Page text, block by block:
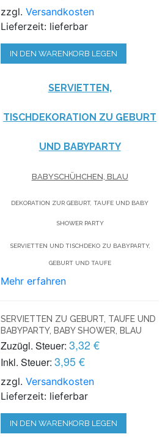
zzgl.Versandkosten
Lieferzeit: lieferbar
IN DEN WARENKORB LEGEN
SERVIETTEN,
TISCHDEKORATION ZU GEBURT
UND BABYPARTY
BABYSCHÜHCHEN, BLAU
DEKORATION ZUR GEBURT, TAUFE UND BABY
SHOWER PARTY
SERVIETTEN UND TISCHDEKO ZU BABYPARTY,
GEBURT UND TAUFE
Mehr erfahren
SERVIETTEN ZU GEBURT, TAUFE UND
BABYPARTY, BABY SHOWER, BLAU
Zuzügl. Steuer: 3,32 €
Inkl. Steuer: 3,95 €
zzgl.Versandkosten
Lieferzeit: lieferbar
IN DEN WARENKORB LEGEN